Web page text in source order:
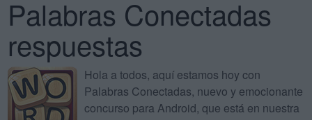
Palabras Conectadas
respuestas
Hola a todos, aquí estamos hoy con
Palabras Conectadas, nuevo y emocionante
concurso para Android, que está en nuestra